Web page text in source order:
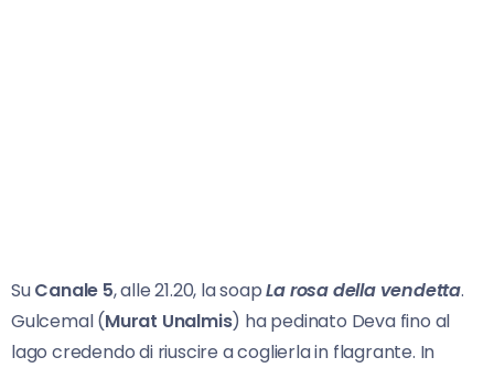
SuCanale 5, alle 21.20, la soapLa rosa della vendetta.
Gulcemal (Murat Unalmis) ha pedinato Deva fino al
lago credendo di riuscire a coglierla in flagrante. In